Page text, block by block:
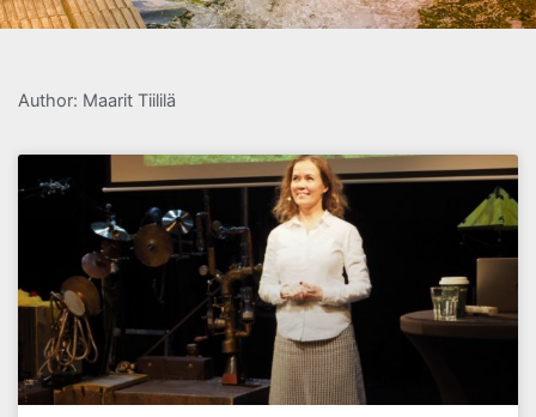
Author: Maarit Tiililä